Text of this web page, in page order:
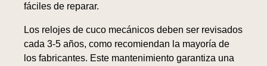
fáciles de reparar.
Los relojes de cuco mecánicos deben ser revisados
cada 3-5 años, como recomiendan la mayoría de
los fabricantes. Este mantenimiento garantiza una